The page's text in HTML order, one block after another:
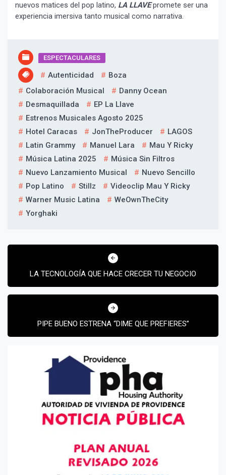
Suscribír
nuevos matices del pop latino, LA LLAVEpromete ser una
experiencia imersiva tanto musical como narrativa.
ESPECTACULARES
Autenticidad
Boza
Colaboración Musical
Danny Ocean
Desmaquillada
EP La Llave
Estrenos Musicales Agosto 2025
Hotel Caracas
JonTheProducer
LAGOS
Latin Grammy
Manuel Lara
Mau Y Ricky
Música Latina 2025
Música Sin Filtros
Nuevo Lanzamiento Musical
Nuevo Sencillo
Pop Latino
Stillz
Videoclip Mau Y Ricky
Warner Music Latina
WeOwnTheCity
Yorghaki
Navegación
entradas
LA TECNOLOGÍA QUE HACE CRECER TU NEGOCIO
PIPE BUENO ESTRENA “DIME QUE PREFIERES”